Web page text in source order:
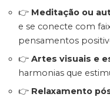
👉 Meditação ou
e se conecte com
pensamentos
👉 Artes visuais e
harmonias que
👉 Relaxamento